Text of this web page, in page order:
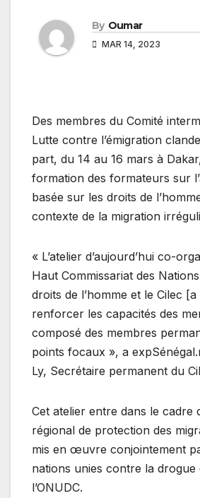
By Oumar
MAR 14, 2023
Des membres du Comité
Lutte contre l’émigration
part, du 14 au 16 mars à
formation des formateurs sur
basée sur les droits de
contexte de la migration
« L’atelier d’aujourd’hui co-
Haut Commissariat des
droits de l’homme et le Cilec
renforcer les capacités des
composé des membres
points focaux », a
Ly, Secrétaire permanent du
Cet atelier entre dans le cadre
régional de protection des
mis en œuvre conjointement
nations unies contre la drogue
l’ONUDC.